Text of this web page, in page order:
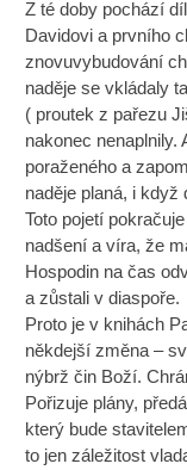
Z té doby pochází
Davidovi a prvního
znovuvybudování
naděje se vkládaly
( proutek z pařezu
nakonec nenaplnily.
poraženého a
naděje planá, i když
Toto pojetí
nadšení a víra, že
Hospodin na čas
a zůstali v diaspoře.
Proto je v knihách
někdejší změna –
nýbrž čin Boží.
Pořizuje plány,
který bude
to jen záležitost